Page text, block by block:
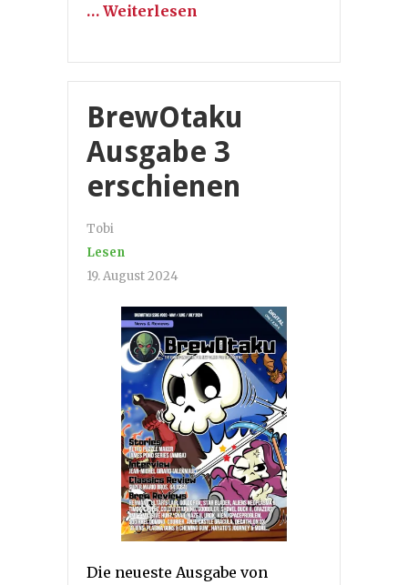
… Weiterlesen
BrewOtaku
Ausgabe 3
erschienen
Tobi
Lesen
19. August 2024
Die neueste Ausgabe von